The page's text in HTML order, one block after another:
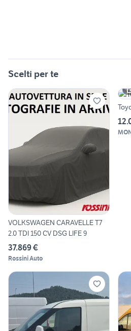
Scelti per te
VOLKSWAGEN CARAVELLE T7
2.0 TDI 150 CV DSG LIFE 9
37.869 €
Rossini Auto